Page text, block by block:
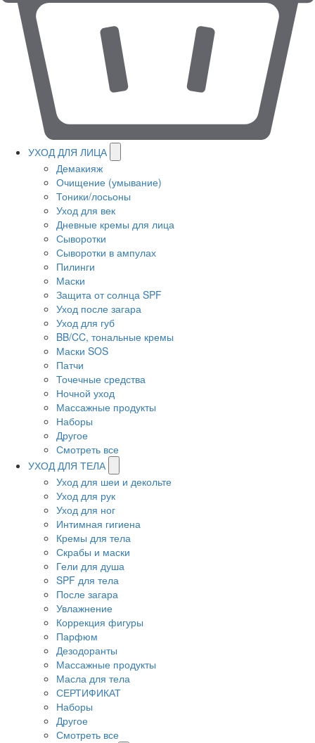
УХОД ДЛЯ ЛИЦА
Демакияж
Очищение (умывание)
Тоники/лосьоны
Уход для век
Дневные кремы для лица
Сыворотки
Сыворотки в ампулах
Пилинги
Маски
Защита от солнца SPF
Уход после загара
Уход для губ
BB/CC, тональные кремы
Маски SOS
Патчи
Точечные средства
Ночной уход
Массажные продукты
Наборы
Другое
Смотреть все
УХОД ДЛЯ ТЕЛА
Уход для шеи и декольте
Уход для рук
Уход для ног
Интимная гигиена
Кремы для тела
Скрабы и маски
Гели для душа
SPF для тела
После загара
Увлажнение
Коррекция фигуры
Парфюм
Дезодоранты
Массажные продукты
Масла для тела
СЕРТИФИКАТ
Наборы
Другое
Смотреть все